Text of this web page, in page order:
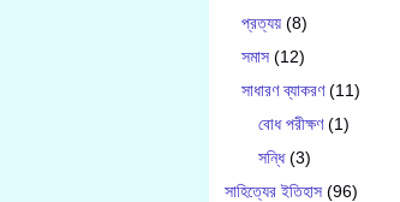
প্রত্যয় (8)
সমাস (12)
সাধারণ ব্যাকরণ(11)
বোধ পরীক্ষণ(1)
সন্ধি(3)
সাহিত্যের ইতিহাস (96)